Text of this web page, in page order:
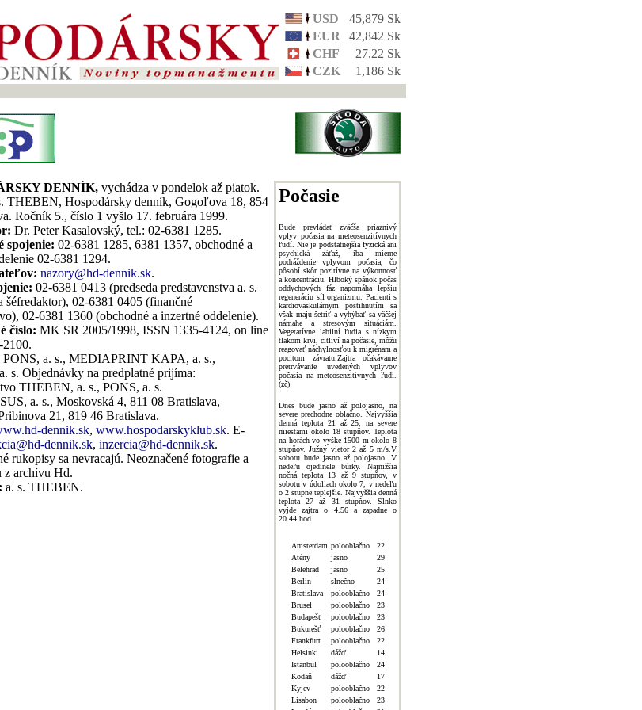
USD
45,879 Sk
EUR
42,842 Sk
CHF
27,22 Sk
CZK
1,186 Sk
DENNÍK, vychádza v pondelok až piatok.
THEBEN, Hospodársky denník, Gogoľova 18, 854
Ročník 5., číslo 1 vyšlo 17. februára 1999.
Dr. Peter Kasalovský, tel.: 02-6381 1285.
spojenie: 02-6381 1285, 6381 1357, obchodné a
02-6381 1294.
nazory@hd-dennik.sk.
02-6381 0413 (predseda predstavenstva a. s.
02-6381 0405 (finančné
02-6381 1360 (obchodné a inzertné oddelenie).
číslo: MK SR 2005/1998, ISSN 1335-4124, on line
PONS, a. s., MEDIAPRINT KAPA, a. s.,
s. Objednávky na predplatné prijíma:
THEBEN, a. s., PONS, a. s.
a. s., Moskovská 4, 811 08 Bratislava,
21, 819 46 Bratislava.
dennik.sk, www.hospodarskyklub.sk. E-
dennik.sk, inzercia@hd-dennik.sk.
rukopisy sa nevracajú. Neoznačené fotografie a
z archívu Hd.
a. s. THEBEN.
Počasie
Bude prevládať zväčša priaznivý
vplyv počasia na meteosenzitívnych
ľudí. Nie je podstatnejšia fyzická ani
psychická záťaž, iba mierne
podráždenie vplyvom počasia, čo
pôsobí skôr pozitívne na výkonnosť
a koncentráciu. Hlboký spánok počas
oddychových fáz napomáha lepšiu
regeneráciu síl organizmu. Pacienti s
kardiovaskulárnym postihnutím sa
však majú šetriť a vyhýbať sa väčšej
námahe a stresovým situáciám.
Vegetatívne labilní ľudia s nízkym
tlakom krvi, citliví na počasie, môžu
reagovať náchylnosťou k migrénam a
pocitom závratu.Zajtra očakávame
pretrvávanie uvedených vplyvov
počasia na meteosenzitívnych ľudí.
(zč)
Dnes bude jasno až polojasno, na
severe prechodne oblačno. Najvyššia
denná teplota 21 až 25, na severe
miestami okolo 18 stupňov. Teplota
na horách vo výške 1500 m okolo 8
stupňov. Južný vietor 2 až 5 m/s.V
sobotu bude jasno až polojasno. V
nedeľu ojedinele búrky. Najnižšia
nočná teplota 13 až 9 stupňov, v
sobotu v údoliach okolo 7, v nedeľu
o 2 stupne teplejšie. Najvyššia denná
teplota 27 až 31 stupňov. Slnko
vyjde zajtra o 4.56 a zapadne o
20.44 hod.
Amsterdam polooblačno
22
Atény
jasno
29
Belehrad
jasno
25
Berlín
slnečno
24
Bratislava
polooblačno
24
Brusel
polooblačno
23
Budapešť
polooblačno
23
Bukurešť
polooblačno
26
Frankfurt
polooblačno
22
Helsinki
dážď
14
Istanbul
polooblačno
24
Kodaň
dážď
17
Kyjev
polooblačno
22
Lisabon
polooblačno
23